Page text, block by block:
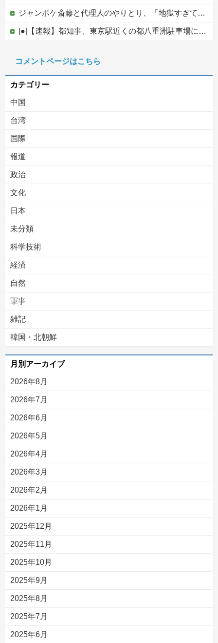
ジャンポケ斎藤と代理人のやりとり、「地獄すぎて完全にコントになってる……」と衝撃を受ける人が続出中
|●|【速報】都知事、東京駅近くの都八重洲駐車場に「巨大地下シェルター」整備を正式表明
【ヤバい】100件以上の窃盗をしたトルコ国籍の男3人を逮捕 #移民 #外国人
コメントページはこちら
カテゴリー
中国
台湾
国際
報道
政治
文化
日本
未分類
科学技術
経済
自然
軍事
雑記
韓国・北朝鮮
月別アーカイブ
2026年8月
2026年7月
2026年6月
2026年5月
2026年4月
2026年3月
2026年2月
2026年1月
2025年12月
2025年11月
2025年10月
2025年9月
2025年8月
2025年7月
2025年6月